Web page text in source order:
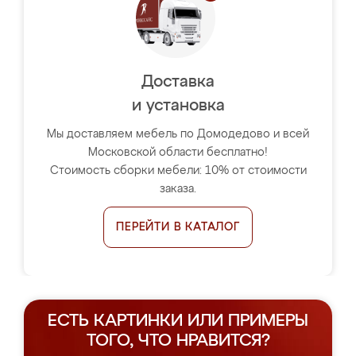
Доставка
и установка
Мы доставляем мебель по Домодедово и всей
Московской области бесплатно!
Стоимость сборки мебели: 10% от стоимости
заказа.
ПЕРЕЙТИ В КАТАЛОГ
ЕСТЬ КАРТИНКИ ИЛИ ПРИМЕРЫ
ТОГО, ЧТО НРАВИТСЯ?